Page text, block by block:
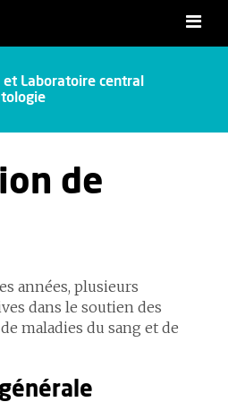
et Laboratoire central
de
années, plusieurs
dans le soutien des
maladies du sang et de